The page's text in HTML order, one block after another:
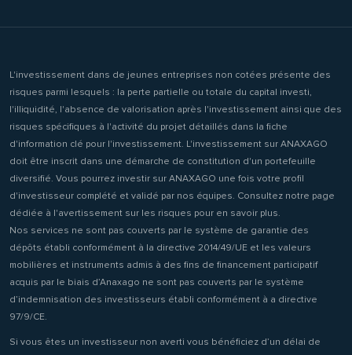
L'investissement dans de jeunes entreprises non cotées présente des
risques parmi lesquels : la perte partielle ou totale du capital investi,
l'illiquidité, l'absence de valorisation après l'investissement ainsi que des
risques spécifiques à l'activité du projet détaillés dans la fiche
d'information clé pour l'investissement. L'investissement sur ANAXAGO
doit être inscrit dans une démarche de constitution d'un portefeuille
diversifié. Vous pourrez investir sur ANAXAGO une fois votre profil
d'investisseur complété et validé par nos équipes. Consultez notre page
dédiée à l'avertissement sur les risques pour en savoir plus.
Nos services ne sont pas couverts par le système de garantie des
dépôts établi conformément à la directive 2014/49/UE et les valeurs
mobilières et instruments admis à des fins de financement participatif
acquis par le biais d’Anaxago ne sont pas couverts par le système
d’indemnisation des investisseurs établi conformément à a directive
97/9/CE.
Si vous êtes un investisseur non averti vous bénéficiez d’un délai de